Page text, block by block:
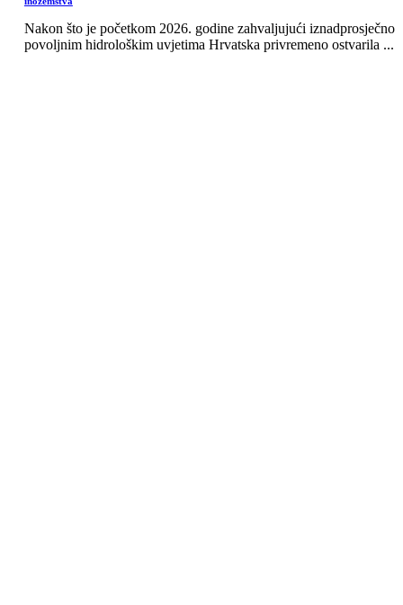
Nakon što je početkom 2026. godine zahvaljujući iznadprosječno
povoljnim hidrološkim uvjetima Hrvatska privremeno ostvarila ...